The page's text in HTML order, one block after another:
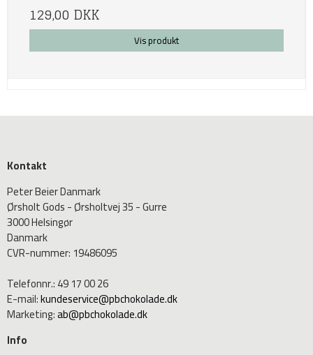
129,00 DKK
Vis produkt
Kontakt
Peter Beier Danmark
Ørsholt Gods - Ørsholtvej 35 - Gurre
3000 Helsingør
Danmark
CVR-nummer: 19486095
Telefonnr.:49 17 00 26
E-mail:kundeservice@pbchokolade.dk
Marketing:ab@pbchokolade.dk
Info